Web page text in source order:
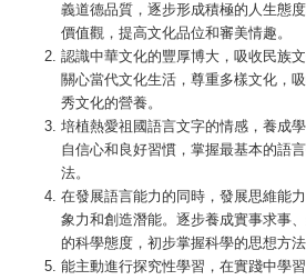
義道德品質，逐步形成積極的人生態
價值觀，提高文化品位和審美情趣。
認識中華文化的豐厚博大，吸收民族文
關心當代文化生活，尊重多樣文化，
秀文化的營養。
培植熱愛祖國語言文字的情感，養成
自信心和良好習慣，掌握最基本的語
法。
在發展語言能力的同時，發展思維能
象力和創造潛能。逐步養成實事求事
的科學態度，初步掌握科學的思想方法
能主動進行探究性學習，在實踐中學